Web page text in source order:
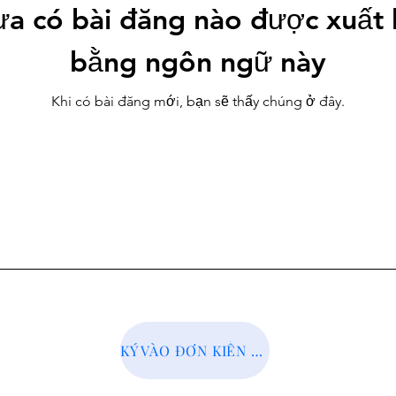
có bài đăng nào được xuất
bằng ngôn ngữ này
Khi có bài đăng mới, bạn sẽ thấy chúng ở đây.
KÝ VÀO ĐƠN KIẾN NGHỊ